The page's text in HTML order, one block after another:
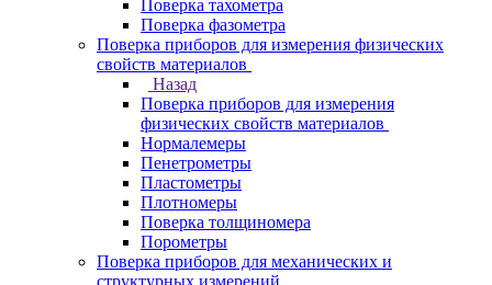
Поверка тахометра
Поверка фазометра
Поверка приборов для измерения физических
свойств материалов
Назад
Поверка приборов для измерения
физических свойств материалов
Нормалемеры
Пенетрометры
Пластометры
Плотномеры
Поверка толщиномера
Порометры
Поверка приборов для механических и
структурных измерений